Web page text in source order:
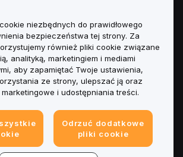
niezbędnych do prawidłowego
bezpieczeństwa tej strony. Za
również pliki cookie związane
analityką, marketingiem i mediami
aby zapamiętać Twoje ustawienia,
ze strony, ulepszać ją oraz
i udostępniania treści.
Odrzuć dodatkowe
pliki cookie